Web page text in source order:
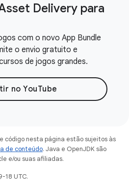
Delivery para
com o novo App Bundle
o envio gratuito e
de jogos grandes.
no YouTube
código nesta página estão sujeitos às
de conteúdo. Java e OpenJDK são
e/ou suas afiliadas.
18 UTC.